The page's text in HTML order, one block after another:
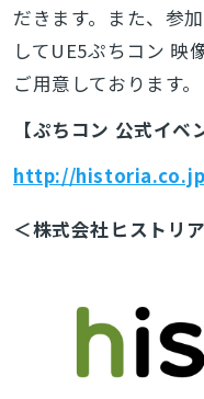
だきます。また、参
してUE5ぷちコン 映
ご用意しております。
【ぷちコン 公式イベ
http://
＜株式会社ヒストリ